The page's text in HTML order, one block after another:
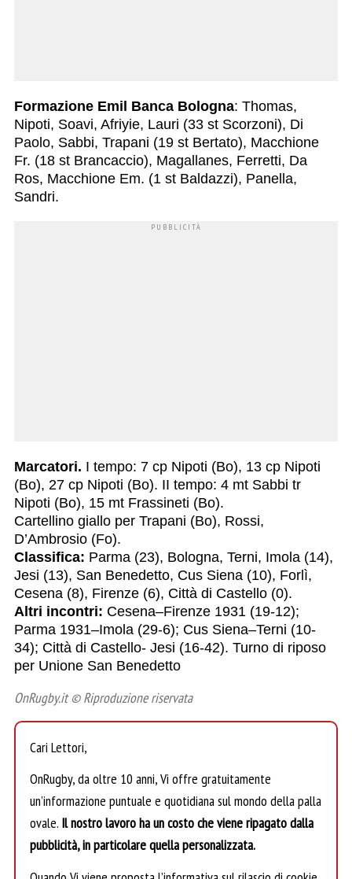
Formazione Emil Banca Bologna: Thomas,
Nipoti, Soavi, Afriyie, Lauri (33 st Scorzoni), Di
Paolo, Sabbi, Trapani (19 st Bertato), Macchione
Fr. (18 st Brancaccio), Magallanes, Ferretti, Da
Ros, Macchione Em. (1 st Baldazzi), Panella,
Sandri.
Marcatori. I tempo: 7 cp Nipoti (Bo), 13 cp Nipoti
(Bo), 27 cp Nipoti (Bo). II tempo: 4 mt Sabbi tr
Nipoti (Bo), 15 mt Frassineti (Bo).
Cartellino giallo per Trapani (Bo), Rossi,
D’Ambrosio (Fo).
Classifica: Parma (23), Bologna, Terni, Imola (14),
Jesi (13), San Benedetto, Cus Siena (10), Forlì,
Cesena (8), Firenze (6), Città di Castello (0).
Altri incontri: Cesena–Firenze 1931 (19-12);
Parma 1931–Imola (29-6); Cus Siena–Terni (10-
34); Città di Castello- Jesi (16-42). Turno di riposo
per Unione San Benedetto
OnRugby.it © Riproduzione riservata
Cari Lettori,
OnRugby, da oltre 10 anni, Vi offre gratuitamente
un’informazione puntuale e quotidiana sul mondo della palla
ovale. Il nostro lavoro ha un costo che viene ripagato dalla
pubblicità, in particolare quella personalizzata.